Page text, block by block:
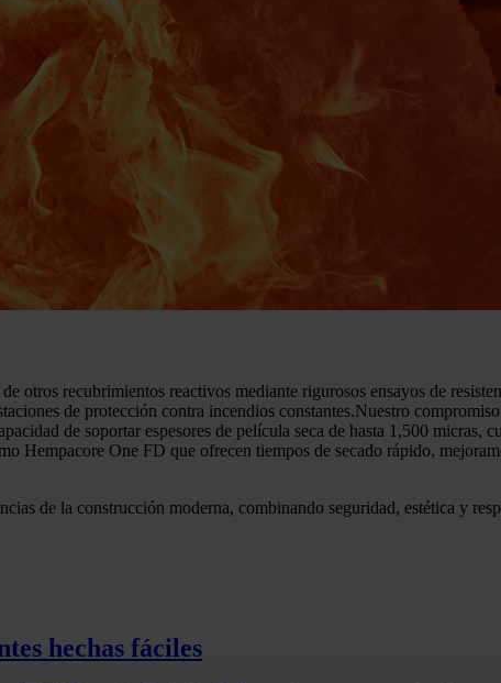
otros recubrimientos reactivos mediante rigurosos ensayos de
de protección contra incendios constantes.Nuestro
de soportar espesores de película seca de hasta 1,500 micras,
Hempacore One FD que ofrecen tiempos de secado rápido,
de la construcción moderna, combinando seguridad, estética y
hechas fáciles